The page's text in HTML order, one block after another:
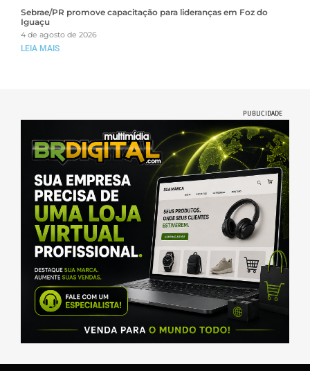
Sebrae/PR promove capacitação para lideranças em Foz do
Iguaçu
4 de agosto de 2026
LEIA MAIS
PUBLICIDADE